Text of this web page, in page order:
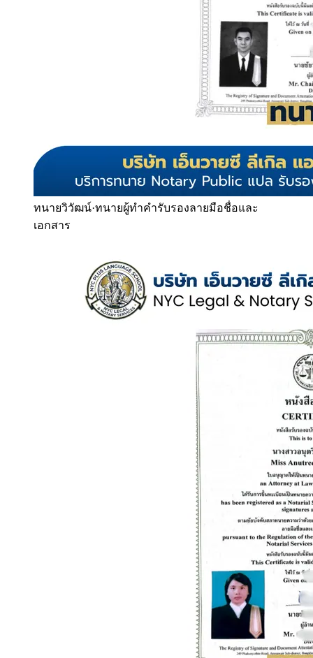
ทนายวิวัฒน์·ทนายผู้ทำคำรับรองลายมือชื่อและ
เอกสาร